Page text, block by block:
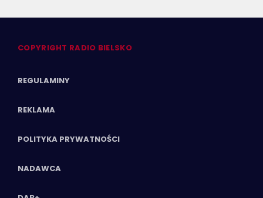
COPYRIGHT RADIO BIELSKO
REGULAMINY
REKLAMA
POLITYKA PRYWATNOŚCI
NADAWCA